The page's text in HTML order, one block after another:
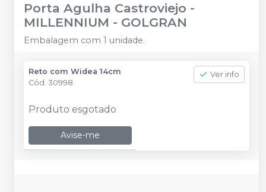
Porta Agulha Castroviejo -
MILLENNIUM - GOLGRAN
Embalagem com 1 unidade.
Reto com Widea 14cm
Cód. 30998
Ver info
Produto esgotado
Avise-me